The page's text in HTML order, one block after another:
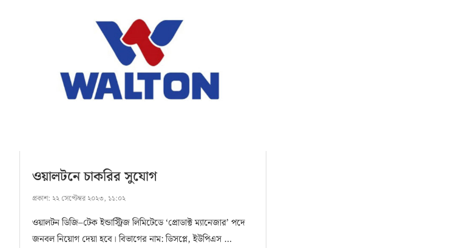
ওয়ালটনে চাকরির সুযোগ
প্রকাশ: ২২ সেপ্টেম্বর ২০২৩, ১১:০২
ওয়ালটন ডিজি–টেক ইন্ডাস্ট্রিজ লিমিটেডে ‘প্রোডাক্ট ম্যানেজার’ পদে
জনবল নিয়োগ দেয়া হবে। বিভাগের নাম: ডিসপ্লে, ইউপিএস …